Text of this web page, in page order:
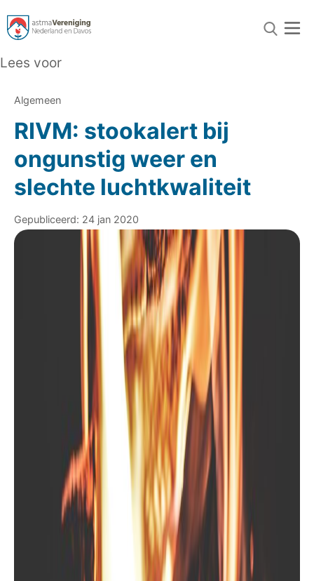
Lees voor
Algemeen
RIVM: stookalert bij
ongunstig weer en
slechte luchtkwaliteit
Gepubliceerd: 24 jan 2020